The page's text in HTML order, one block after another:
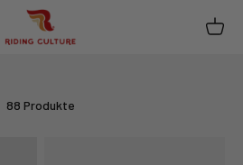
RIDING CULTURE
88 Produkte